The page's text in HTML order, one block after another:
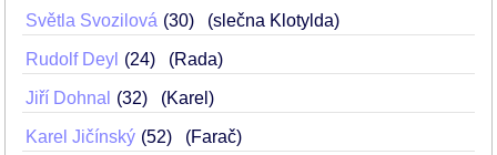
Světla Svozilová 30 (slečna Klotylda)
Rudolf Deyl 24 (Rada)
Jiří Dohnal 32 (Karel)
Karel Jičínský 52 (Farač)